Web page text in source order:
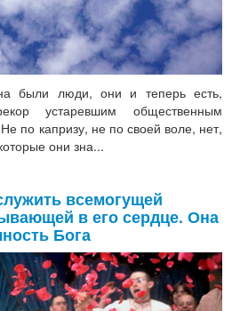
были люди, они и теперь есть,
устаревшим общественным
по капризу, не по своей воле, нет,
они зна...
всемогущей
в его сердце. Она
Бога